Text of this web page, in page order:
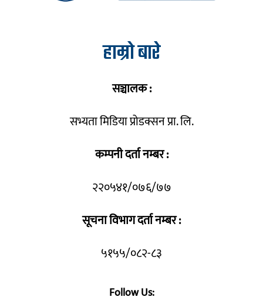
हाम्रो बारे
सञ्चालक :
सभ्यता मिडिया प्रोडक्सन प्रा. लि.
कम्पनी दर्ता नम्बर :
२२०५४१/०७६/७७
सूचना विभाग दर्ता नम्बर :
५१५५/०८२-८३
Follow Us: